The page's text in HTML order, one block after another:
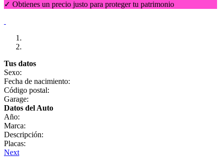
✓ Obtienes un precio justo para proteger tu patrimonio
Tus datos
Sexo:
Fecha de nacimiento:
Código postal:
Garage:
Datos del Auto
Año:
Marca:
Descripción:
Placas:
Next